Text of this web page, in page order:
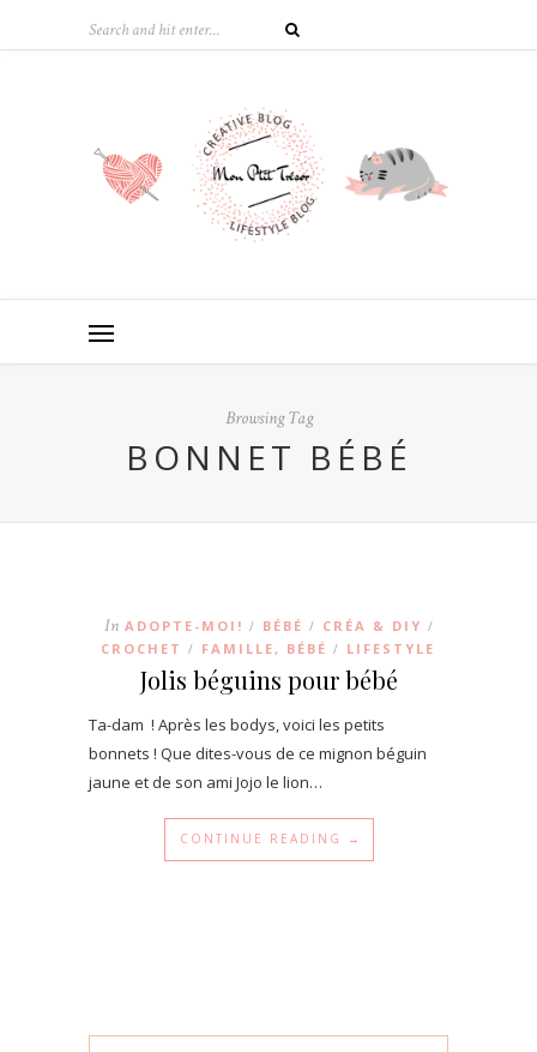
Browsing Tag
BONNET BÉBÉ
In ADOPTE-MOI! / BÉBÉ / CRÉA & DIY /
CROCHET / FAMILLE, BÉBÉ / LIFESTYLE
Jolis béguins pour bébé
Ta-dam ! Après les bodys, voici les petits
bonnets ! Que dites-vous de ce mignon béguin
jaune et de son ami Jojo le lion…
CONTINUE READING →